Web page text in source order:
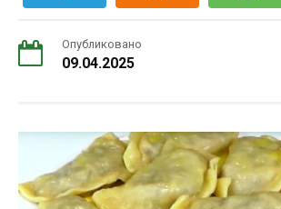
Опубликовано
09.04.2025